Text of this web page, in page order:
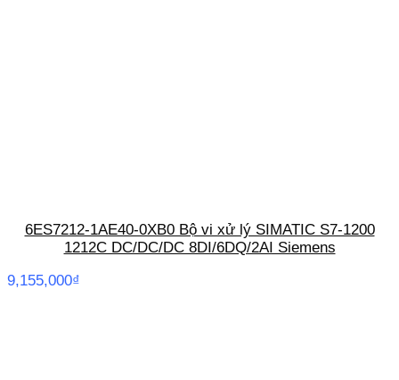
6ES7212-1AE40-0XB0 Bộ vi xử lý SIMATIC S7-1200
1212C DC/DC/DC 8DI/6DQ/2AI Siemens
9,155,000₫